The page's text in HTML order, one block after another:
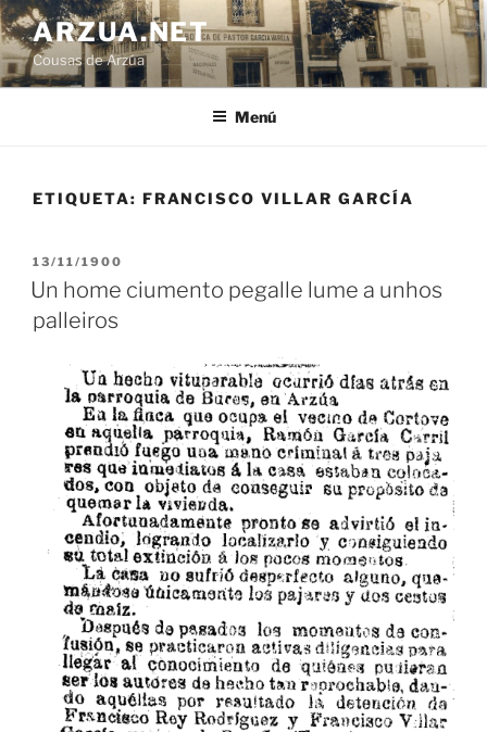
Ir
o
contido
ARZUA.NET
Cousas de Arzúa
Menú
ETIQUETA: FRANCISCO VILLAR GARCÍA
PUBLICADO
EN
13/11/1900
Un home ciumento pegalle lume a unhos
palleiros